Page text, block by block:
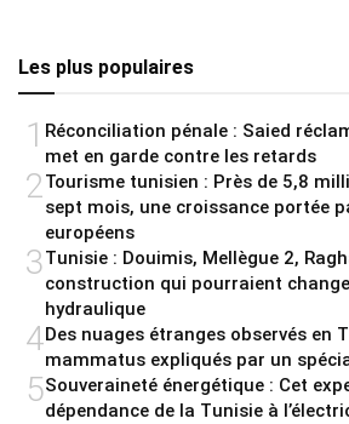
Les plus populaires
1 Réconciliation pénale : Saied
met en garde contre les retards
2 Tourisme tunisien : Près de 5,8
sept mois, une croissance portée
européens
3Tunisie : Douimis, Mellègue 2,
construction qui pourraient
hydraulique
4Des nuages étranges observés en
mammatus expliqués par un
5Souveraineté énergétique : Cet
dépendance de la Tunisie à